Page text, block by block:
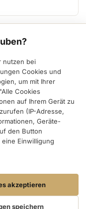
nutzen bei
Cookies und
um mit Ihrer
Cookies
auf Ihrem Gerät zu
(IP-Adresse,
Geräte-
den Button
Einwilligung
zusammen, die von
Daten
akzeptieren
speichern